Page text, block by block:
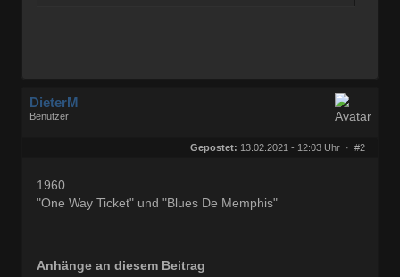
DieterM
Benutzer
Gepostet: 13.02.2021 - 12:03 Uhr · #2
1960
"One Way Ticket" und "Blues De Memphis"
Anhänge an diesem Beitrag